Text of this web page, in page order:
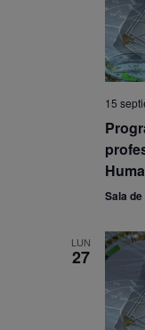
15
Sala
LUN
27